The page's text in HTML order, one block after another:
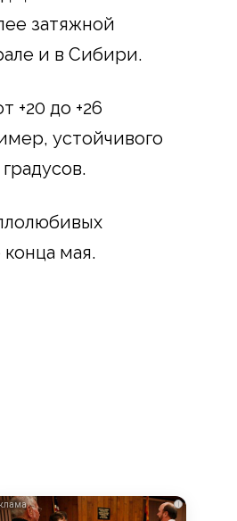
затяжной
и в Сибири.
+20 до +26
устойчивого
мая.
i